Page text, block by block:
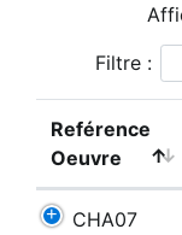
Filtre :
Reférence
Oeuvre
CHA07